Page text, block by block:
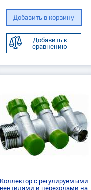
Добавить к
сравнению
Коллектор с регулируемыми
вентилями и переходами на